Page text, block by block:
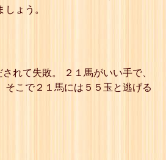
ょう。
れて失敗。 ２１馬がいい手で、
こで２１馬には５５玉と逃げる